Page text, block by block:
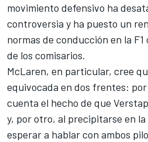
movimiento defensivo ha
controversia y ha puesto un
normas de conducción en la
de los comisarios.
McLaren, en particular, cree
equivocada en dos frentes:
cuenta el hecho de que
y, por otro, al precipitarse en
esperar a hablar con ambos